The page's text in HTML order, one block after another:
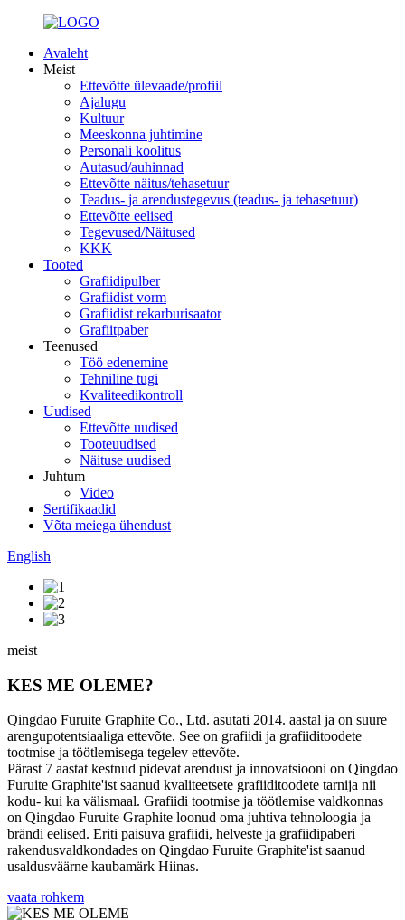
Avaleht
Meist
Ettevõtte ülevaade/profiil
Ajalugu
Kultuur
Meeskonna juhtimine
Personali koolitus
Autasud/auhinnad
Ettevõtte näitus/tehasetuur
Teadus- ja arendustegevus (teadus- ja tehasetuur)
Ettevõtte eelised
Tegevused/Näitused
KKK
Tooted
Grafiidipulber
Grafiidist vorm
Grafiidist rekarburisaator
Grafiitpaber
Teenused
Töö edenemine
Tehniline tugi
Kvaliteedikontroll
Uudised
Ettevõtte uudised
Tooteuudised
Näituse uudised
Juhtum
Video
Sertifikaadid
Võta meiega ühendust
English
meist
KES ME OLEME?
Qingdao Furuite Graphite Co., Ltd. asutati 2014. aastal ja on suure
arengupotentsiaaliga ettevõte. See on grafiidi ja grafiiditoodete
tootmise ja töötlemisega tegelev ettevõte.
Pärast 7 aastat kestnud pidevat arendust ja innovatsiooni on Qingdao
Furuite Graphite'ist saanud kvaliteetsete grafiiditoodete tarnija nii
kodu- kui ka välismaal. Grafiidi tootmise ja töötlemise valdkonnas
on Qingdao Furuite Graphite loonud oma juhtiva tehnoloogia ja
brändi eelised. Eriti paisuva grafiidi, helveste ja grafiidipaberi
rakendusvaldkondades on Qingdao Furuite Graphite'ist saanud
usaldusväärne kaubamärk Hiinas.
vaata rohkem